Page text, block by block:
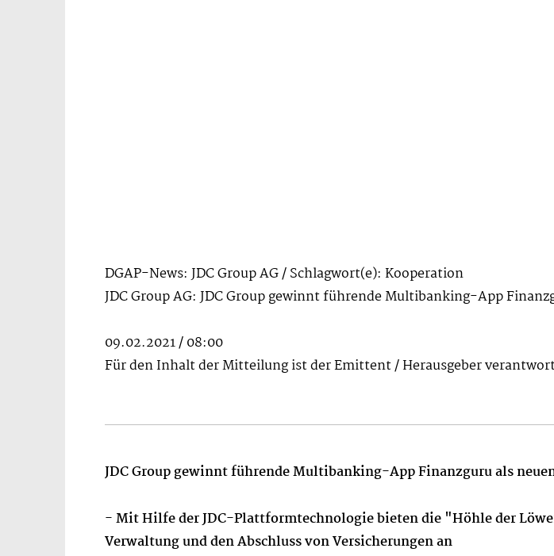
DGAP-News: JDC Group AG / Schlagwort(e): Kooperation
JDC Group AG: JDC Group gewinnt führende Multibanking-App
09.02.2021 / 08:00
Für den Inhalt der Mitteilung ist der Emittent / Herausgeber
JDC Group gewinnt führende Multibanking-AppFinanzguru als
- Mit Hilfe der JDC-Plattformtechnologie bieten die "Höhle der
Verwaltung und den Abschluss von Versicherungen an